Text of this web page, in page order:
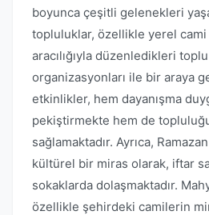
boyunca çeşitli gelenekleri
topluluklar, özellikle yerel
aracılığıyla düzenledikleri
organizasyonları ile bir araya
etkinlikler, hem dayanışma
pekiştirmekte hem de
sağlamaktadır. Ayrıca,
kültürel bir miras olarak, iftar
sokaklarda dolaşmaktadır.
özellikle şehirdeki camilerin